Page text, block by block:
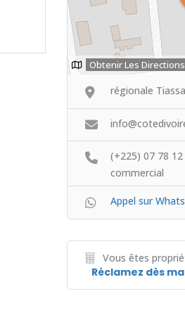
Obtenir Les Directions
régionale
(+225) 07 78
commercial
Appel sur
Vous êtes
Réclamez dès